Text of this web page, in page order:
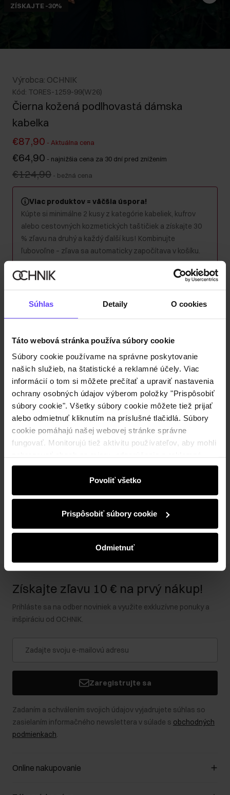
Súhlas Detaily O cookies
Táto webová stránka používa súbory cookie
Súbory cookie používame na správne poskytovanie
našich služieb, na štatistické a reklamné účely. Viac
informácií o tom si môžete prečítať a upraviť nastavenia
ochrany osobných údajov výberom položky "Prispôsobiť
súbory cookie". Všetky súbory cookie môžete tiež prijať
alebo odmietnuť kliknutím na príslušné tlačidlá. Súbory
cookie pomáhajú našej webovej stránke správne
fungovať. Monitorujú tiež aktivitu používateľov, aby mohli
správy, ktoré vás informujú o najnovších akciách v
elektronickom obchode. Informácie o tom, ako používate
našu stránku, zdieľame s partnermi v oblasti sociálnych
informácie kombinovať s ďalšími údajmi, ktoré od vás
získali alebo ktoré ste získali pri používaní ich služieb.
Povoliť všetko
Prispôsobiť súbory cookie
Odmietnuť
ZÍSKAJTE -30%
Výrobca: OCHNIK
Kód: TORES-1259-99(W26)
Čierna kožená podlhovastá dámska
kabelka
€87,90 - Aktuálna cena
€64,90 - najnižšia cena za 30 dní pred znížením
€124,90 - bežná cena
Viac produktov = väčšia úspora!
Kúpte si minimálne 2 kusy z kategórie kabeliek, kufrov
alebo cestovných kozmetických taštičiek a získajte 30
% zľavu na druhý a každý ďalší kus! Kombinujte
ľubovoľne – zľava sa automaticky započítava v košíku.
Produkt nie je k dispozícii
Upozorniť ma na dostupnosť
Popis produktu
Detaily
Zloženie a rozmery
Získajte zľavu 10 € na prvý nákup!
Prihláste sa na odber noviniek a využite exkluzívne ponuky a
inšpiráciu od OCHNIK.
Zaregistrujte sa
Zadaním a schválením svojich údajov vyjadrujete súhlas so
zasielaním informačného newslettera v súlade s obchodných
podmienkach.
Online nakupovanie
Spravovať súbory cookie